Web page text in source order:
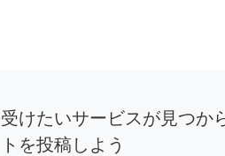
受けたいサービスが見つか
トを投稿しよう